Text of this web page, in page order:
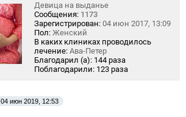
Девица на выданье
Сообщения: 1173
Зарегистрирован: 04 июн 2017, 13:09
Пол: Женский
В каких клиниках проводилось
лечение: Ава-Петер
Благодарил (а): 144 раза
Поблагодарили: 123 раза
04 июн 2019, 12:53